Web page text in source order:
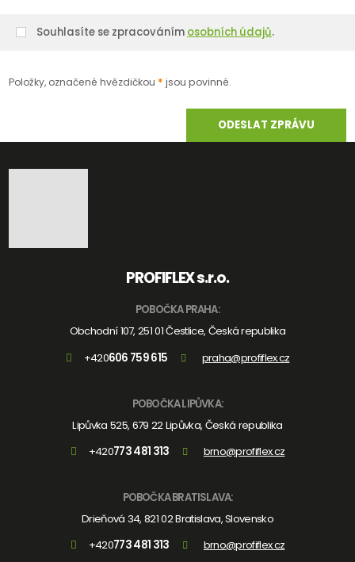
Souhlasíte
osobních
Souhlasíte se zpracováním osobních údajů.
Položky, označené hvězdičkou * jsou povinné.
ODESLAT ZPRÁVU
PROFIFLEX s.r.o.
POBOČKA PRAHA:
Obchodní 107, 251 01 Čestlice, Česká republika
+420606 759 615 praha@profiflex.cz
POBOČKA LIPŮVKA:
Lipůvka 525, 679 22 Lipůvka, Česká republika
+420773 481 313 brno@profiflex.cz
POBOČKA BRATISLAVA:
Drieňová 34, 821 02 Bratislava, Slovensko
+420773 481 313 brno@profiflex.cz